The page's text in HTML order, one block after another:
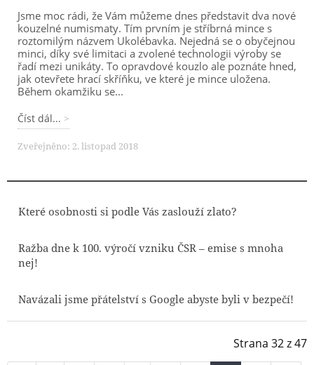
Jsme moc rádi, že Vám můžeme dnes představit dva nové
kouzelné numismaty. Tím prvním je stříbrná mince s
roztomilým názvem Ukolébavka. Nejedná se o obyčejnou
minci, díky své limitaci a zvolené technologii výroby se
řadí mezi unikáty. To opravdové kouzlo ale poznáte hned,
jak otevřete hrací skříňku, ve které je mince uložena.
Během okamžiku se...
Číst dál...
Zveřejněno: 2. listopad 2018
Které osobnosti si podle Vás zaslouží zlato?
Ražba dne k 100. výročí vzniku ČSR – emise s mnoha
nej!
Navázali jsme přátelství s Google abyste byli v bezpečí!
Strana 32 z 47